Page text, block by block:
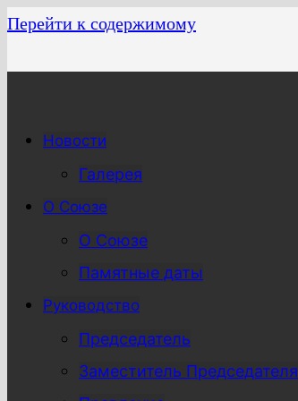
Перейти к содержимому
Новости
Галерея
О Союзе
О Союзе
Памятные даты
Руководство
Председатель
Заместитель Председателя